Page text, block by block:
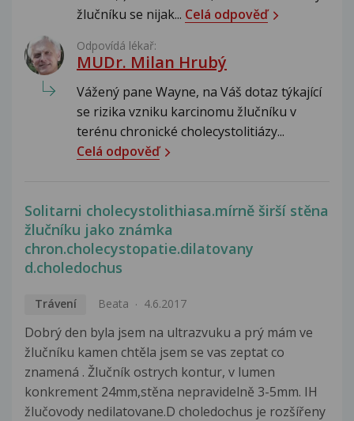
žlučníku se nijak... Celá odpověď
Odpovídá lékař:
MUDr. Milan Hrubý
Vážený pane Wayne, na Váš dotaz týkající
se rizika vzniku karcinomu žlučníku v
terénu chronické cholecystolitiázy...
Celá odpověď
Solitarni cholecystolithiasa.mírně širší stěna
žlučníku jako známka
chron.cholecystopatie.dilatovany
d.choledochus
Trávení Beata 4.6.2017
Dobrý den byla jsem na ultrazvuku a prý mám ve
žlučníku kamen chtěla jsem se vas zeptat co
znamená . Žlučník ostrych kontur, v lumen
konkrement 24mm,stěna nepravidelně 3-5mm. IH
žlučovody nedilatovane.D choledochus je rozšířeny